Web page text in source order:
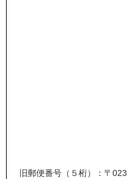
旧郵便番号（５桁）：〒023